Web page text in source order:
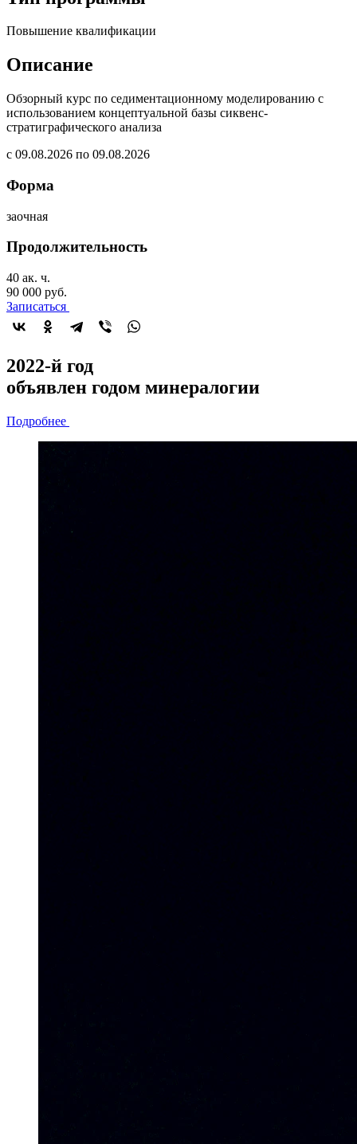
Повышение квалификации
Описание
Обзорный курс по седиментационному моделированию с
использованием концептуальной базы сиквенс-
стратиграфического анализа
с 09.08.2026 по 09.08.2026
Форма
заочная
Продолжительность
40 ак. ч.
90 000 руб.
Записаться
2022-й год
объявлен годом минералогии
Подробнее